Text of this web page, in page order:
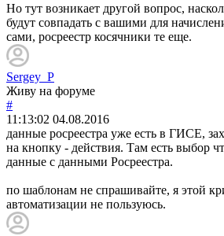
Но тут возникает другой вопрос,
будут совпадать с вашими для
сами, росреестр косячники те еще.
Sergey_P
Живу на форуме
#
11:13:02 04.08.2016
данные росреестра уже есть в ГИСЕ,
на кнопку - действия. Там есть выбор
данные с данными Росреестра.
по шаблонам не спрашивайте, я этой
автоматизации не пользуюсь.